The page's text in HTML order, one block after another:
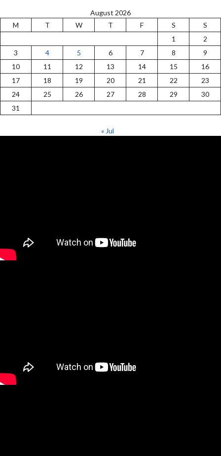
August 2026
M
T W T F S
S
1
2
3
4 5 6 7 8
9
10
11 12 13 14 15
16
17
18 19 20 21 22
23
24
25 26 27 28 29
30
31
« Jul